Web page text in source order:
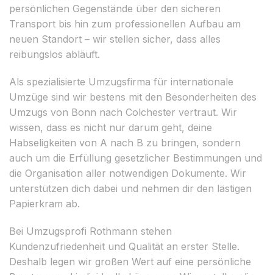
persönlichen Gegenstände über den sicheren
Transport bis hin zum professionellen Aufbau am
neuen Standort – wir stellen sicher, dass alles
reibungslos abläuft.
Als spezialisierte Umzugsfirma für internationale
Umzüge sind wir bestens mit den Besonderheiten des
Umzugs von Bonn nach Colchester vertraut. Wir
wissen, dass es nicht nur darum geht, deine
Habseligkeiten von A nach B zu bringen, sondern
auch um die Erfüllung gesetzlicher Bestimmungen und
die Organisation aller notwendigen Dokumente. Wir
unterstützen dich dabei und nehmen dir den lästigen
Papierkram ab.
Bei Umzugsprofi Rothmann stehen
Kundenzufriedenheit und Qualität an erster Stelle.
Deshalb legen wir großen Wert auf eine persönliche